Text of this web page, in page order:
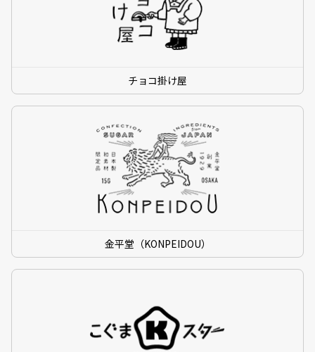
チョコ掛け屋
金平堂（KONPEIDOU）